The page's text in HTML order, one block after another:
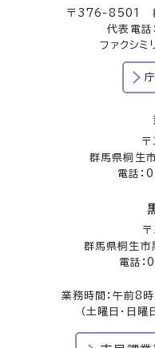
〒376-8501 群
代表電
ファクシ
群馬県桐生
電話
群馬県桐生
電話
業務時間：午前8
（土曜日・日曜